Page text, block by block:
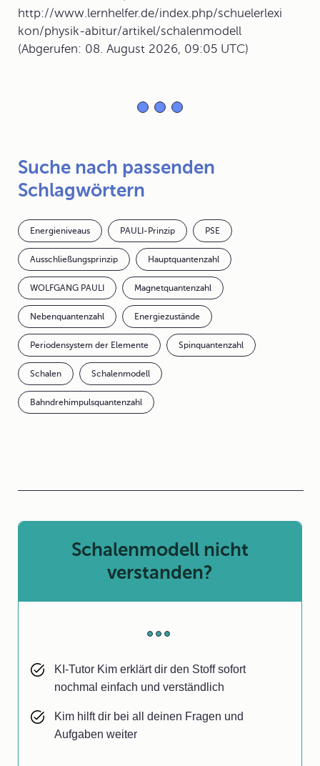
http://www.lernhelfer.de/index.php/schuelerlexi
kon/physik-abitur/artikel/schalenmodell
(Abgerufen: 08. August 2026, 09:05 UTC)
Suche nach passenden
Schlagwörtern
Energieniveaus PAULI-Prinzip PSE
Ausschließungsprinzip Hauptquantenzahl
WOLFGANG PAULI Magnetquantenzahl
Nebenquantenzahl Energiezustände
Periodensystem der Elemente Spinquantenzahl
Schalen Schalenmodell
Bahndrehimpulsquantenzahl
Schalenmodell nicht
verstanden?
KI-Tutor Kim erklärt dir den Stoff sofort
nochmal einfach und verständlich
Kim hilft dir bei all deinen Fragen und
Aufgaben weiter